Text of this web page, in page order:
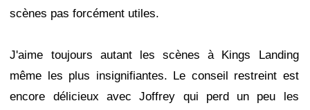
scènes pas forcément utiles.
J'aime toujours autant les scènes à Kings Landing
même les plus insignifiantes. Le conseil restreint est
encore délicieux avec Joffrey qui perd un peu les